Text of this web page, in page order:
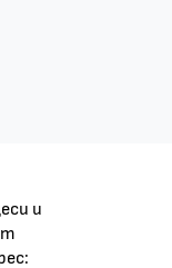
и